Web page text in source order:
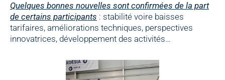
Quelques bonnes nouvelles sont confirmées de la part
de certains participants : stabilité voire baisses
tarifaires, améliorations techniques, perspectives
innovatrices, développement des activités…